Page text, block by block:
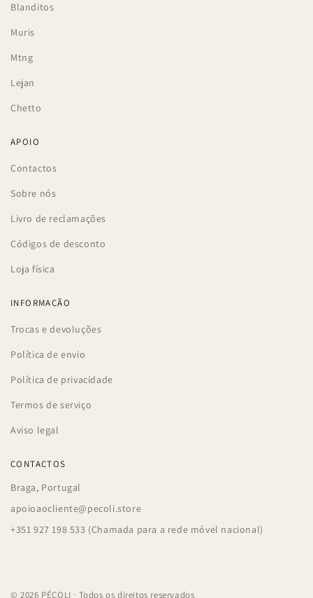
Blanditos
Muris
Mtng
Lejan
Chetto
APOIO
Contactos
Sobre nós
Livro de reclamações
Códigos de desconto
Loja física
INFORMAÇÃO
Trocas e devoluções
Política de envio
Política de privacidade
Termos de serviço
Aviso legal
CONTACTOS
Braga, Portugal
apoioaocliente@pecoli.store
+351 927 198 533 (Chamada para a rede móvel nacional)
© 2026 PÉCOLI · Todos os direitos reservados